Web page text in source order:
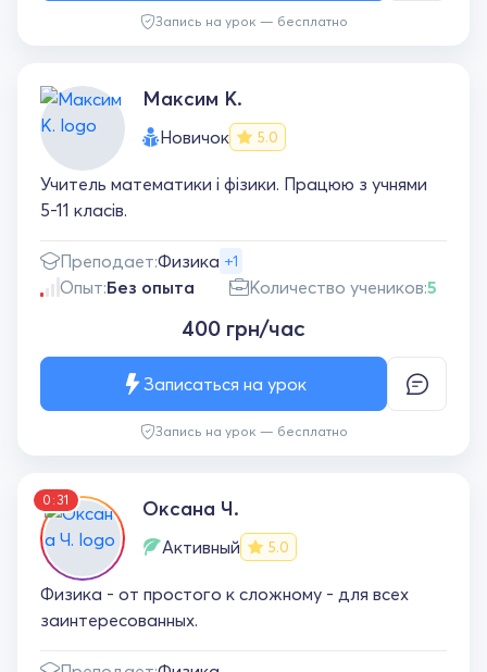
Запись на урок — бесплатно
Максим К.
Новичок 5.0
Учитель математики і фізики. Працюю з учнями
5-11 класів.
Преподает:Физика +1
Опыт:Без опыта Количество учеников:5
400 грн/час
Запись на урок — бесплатно
Записаться на урок
0:31 Оксана Ч.
Активный 5.0
Физика - от простого к сложному - для всех
заинтересованных.